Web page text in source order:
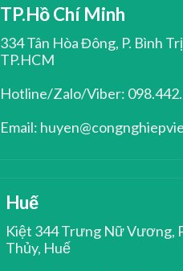
TP.Hồ Chí Minh
334 Tân Hòa Đông, P. Bình
TP.HCM
Hotline/Zalo/Viber:
Email:
Huế
Kiệt 344 Trưng Nữ Vương,
Thủy, Huế